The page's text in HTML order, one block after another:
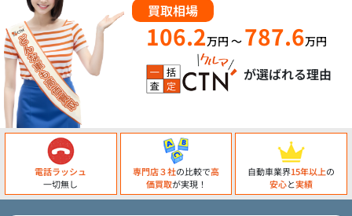
買取相場
106.2万円 ～ 787.6万円
が選ばれる理由
電話ラッシュ
一切無し
専門店３社の比較で高
価買取が実現！
自動車業界15年以上の
安心と実績